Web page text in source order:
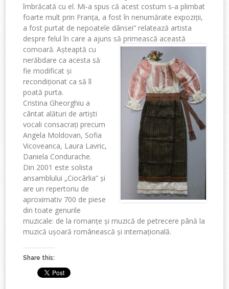
îmbrăcată cu el. Mi-a spus că acest costum s-a plimbat
foarte mult prin Franța, a fost în nenumărate expoziții,
a fost purtat de nepoatele dânsei” relatează artista
despre felul în care a ajuns să primească această
comoară.Așteaptă cu
nerăbdare ca acesta să
fie modificat și
recondiționat ca să îl
poată purta.
Cristina Gheorghiu a
cântat alături de artiști
vocali consacrați precum
Angela Moldovan, Sofia
Vicoveanca, Laura Lavric,
Daniela Condurache.
Din 2001 este solista
ansamblului „Ciocârlia” și
are un repertoriu de
aproximativ 700 de piese
din toate genurile
muzicale: de la romanțe și muzică de petrecere până la
muzică ușoară românească și internațională.
Share this: